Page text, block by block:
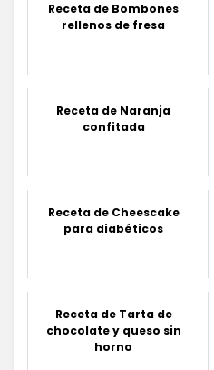
Receta de Bombones
rellenos de fresa
Receta de Naranja
confitada
Receta de Cheescake
para diabéticos
Receta de Tarta de
chocolate y queso sin
horno